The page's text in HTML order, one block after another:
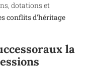
dotations et
conflits d'héritage
la